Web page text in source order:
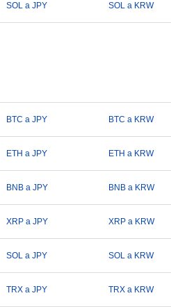
SOL a JPY SOL a KRW
BTC a JPY BTC a KRW
ETH a JPY ETH a KRW
BNB a JPY BNB a KRW
XRP a JPY XRP a KRW
SOL a JPY SOL a KRW
TRX a JPY TRX a KRW